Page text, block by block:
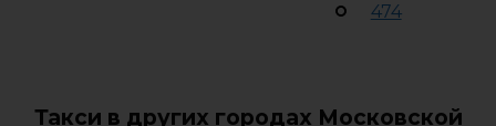
474
Такси в других городах Московской